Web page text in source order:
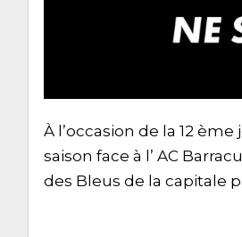
À l’occasion de la 12
saison face à l’ AC
des Bleus de la capitale